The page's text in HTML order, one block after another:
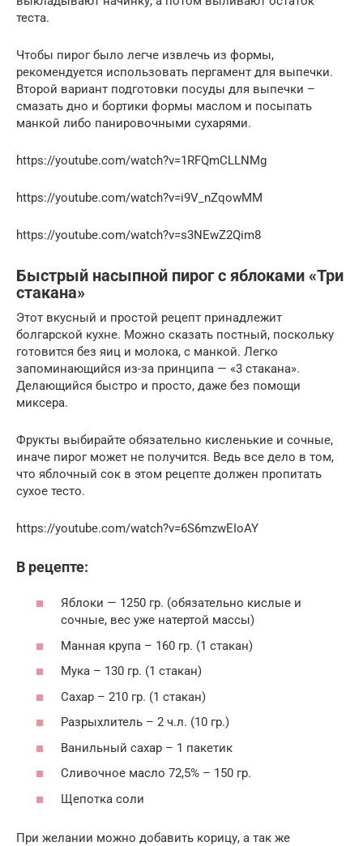
теста.
Чтобы пирог было легче извлечь из формы,
рекомендуется использовать пергамент для выпечки.
Второй вариант подготовки посуды для выпечки –
смазать дно и бортики формы маслом и посыпать
манкой либо панировочными сухарями.
https://youtube.com/watch?v=1RFQmCLLNMg
https://youtube.com/watch?v=i9V_nZqowMM
https://youtube.com/watch?v=s3NEwZ2Qim8
Быстрый насыпной пирог с яблоками «Три
стакана»
Этот вкусный и простой рецепт принадлежит
болгарской кухне. Можно сказать постный, поскольку
готовится без яиц и молока, с манкой. Легко
запоминающийся из-за принципа — «3 стакана».
Делающийся быстро и просто, даже без помощи
миксера.
Фрукты выбирайте обязательно кисленькие и сочные,
иначе пирог может не получится. Ведь все дело в том,
что яблочный сок в этом рецепте должен пропитать
сухое тесто.
https://youtube.com/watch?v=6S6mzwEIoAY
В рецепте:
Яблоки — 1250 гр. (обязательно кислые и
сочные, вес уже натертой массы)
Манная крупа – 160 гр. (1 стакан)
Мука – 130 гр. (1 стакан)
Сахар – 210 гр. (1 стакан)
Разрыхлитель – 2 ч.л. (10 гр.)
Ванильный сахар – 1 пакетик
Сливочное масло 72,5% – 150 гр.
Щепотка соли
При желании можно добавить корицу, а так же